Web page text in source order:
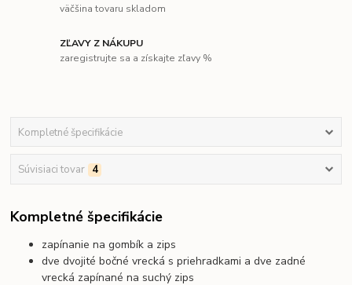
väčšina tovaru skladom
ZĽAVY Z NÁKUPU
zaregistrujte sa a získajte zľavy %
Kompletné špecifikácie
Súvisiaci tovar 4
Kompletné špecifikácie
zapínanie na gombík a zips
dve dvojité bočné vrecká s priehradkami a dve zadné
vrecká zapínané na suchý zips